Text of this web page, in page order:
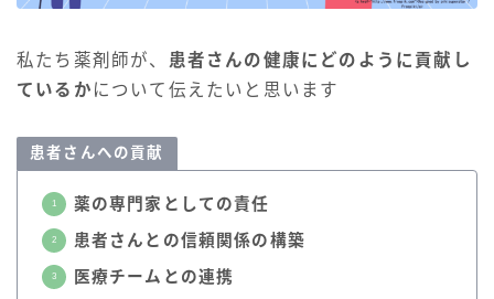
私たち薬剤師が、 患者さんの健康にどのように貢献し
ているか について伝えたいと思います
患者さんへの貢献
薬の専門家としての責任
患者さんとの信頼関係の構築
医療チームとの連携